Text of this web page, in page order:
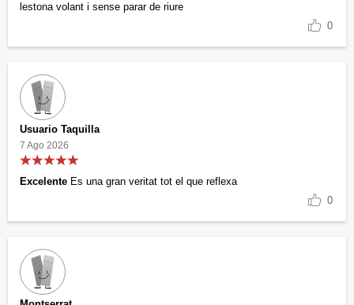
lestona volant i sense parar de riure
0
Usuario Taquilla
7 Ago 2026
Excelente Es una gran veritat tot el que reflexa
0